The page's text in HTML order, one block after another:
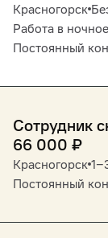
Красногорск
Работа в
Постоянный
Сотрудник
66 000 ₽
Красногорск
Постоянный